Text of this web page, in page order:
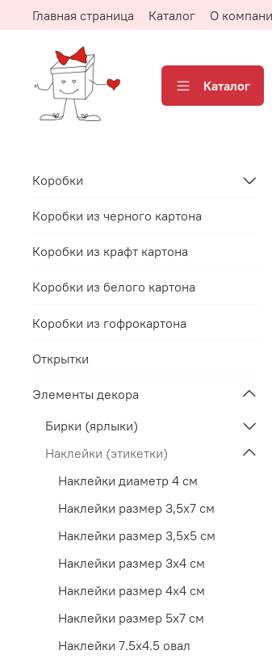
Главная страница Каталог О
Каталог
Коробки
Коробки из черного картона
Коробки из крафт картона
Коробки из белого картона
Коробки из гофрокартона
Открытки
Элементы декора
Бирки (ярлыки)
Наклейки (этикетки)
Наклейки диаметр 4 см
Наклейки размер 3,5х7 см
Наклейки размер 3,5х5 см
Наклейки размер 3х4 см
Наклейки размер 4х4 см
Наклейки размер 5х7 см
Наклейки 7.5х4.5 овал